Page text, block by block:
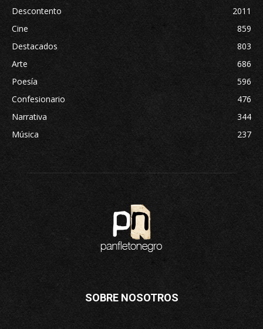
Descontento
2011
Cine
859
Destacados
803
Arte
686
Poesía
596
Confesionario
476
Narrativa
344
Música
237
SOBRE NOSOTROS